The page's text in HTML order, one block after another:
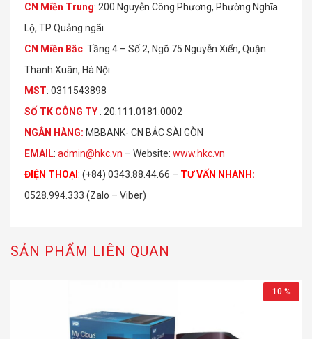
CN Miền Trung: 200 Nguyễn Công Phương, Phường Nghĩa
Lộ, TP Quảng ngãi
CN Miền Bắc: Tầng 4 – Số 2, Ngõ 75 Nguyễn Xiển, Quận
Thanh Xuân, Hà Nội
MST: 0311543898
SỐ TK CÔ NG TY : 20.111.0181.0002
NGÂN HÀNG: MBBANK- CN BẮC SÀI GÒN
EMAIL: admin@hkc.vn – Website: www.hkc.vn
ĐIỆN THOẠI : (+84) 0343.88.44.66 – TƯ VẤN NHANH :
0528.994.333 (Zalo – Viber)
SẢN PHẨM LIÊN QUAN
10 %